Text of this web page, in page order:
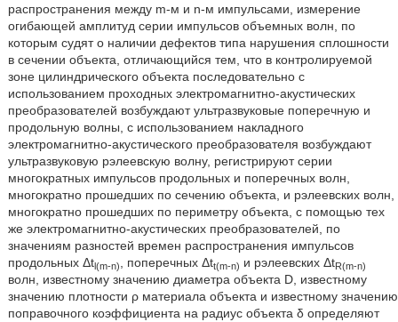
распространения между m-м и n-м импульсами, измерение
огибающей амплитуд серии импульсов объемных волн, по
которым судят о наличии дефектов типа нарушения сплошности
в сечении объекта, отличающийся тем, что в контролируемой
зоне цилиндрического объекта последовательно с
использованием проходных электромагнитно-акустических
преобразователей возбуждают ультразвуковые поперечную и
продольную волны, с использованием накладного
электромагнитно-акустического преобразователя возбуждают
ультразвуковую рэлеевскую волну, регистрируют серии
многократных импульсов продольных и поперечных волн,
многократно прошедших по сечению объекта, и рэлеевских волн,
многократно прошедших по периметру объекта, с помощью тех
же электромагнитно-акустических преобразователей, по
значениям разностей времен распространения импульсов
продольных Δtl(m-n) , поперечных Δtt(m-n) и рэлеевских ΔtR(m-n)
волн, известному значению диаметра объекта D, известному
значению плотности ρ материала объекта и известному значению
поправочного коэффициента на радиус объекта δ определяют